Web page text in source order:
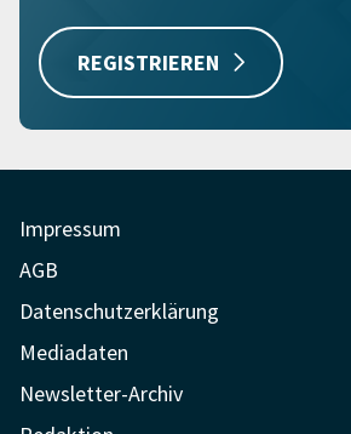
REGISTRIEREN
Impressum
AGB
Datenschutzerklärung
Mediadaten
Newsletter-Archiv